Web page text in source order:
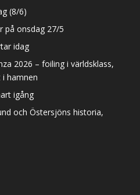
(8/6)
på onsdag 27/5
idag
2026 – foiling i världsklass,
hamnen
igång
och Östersjöns historia,